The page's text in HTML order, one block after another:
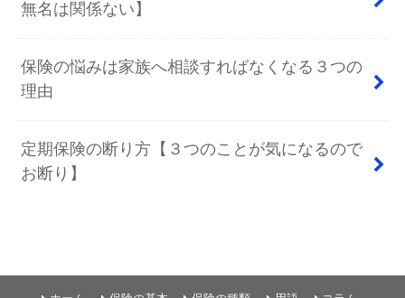
無名は関係ない】
保険の悩みは家族へ相談すればなくなる３つの
理由
定期保険の断り方【３つのことが気になるので
お断り】